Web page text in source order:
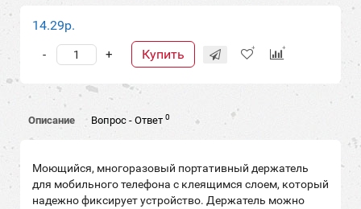
14.29р.
+
- Купить
Описание Вопрос - Ответ 0
Моющийся, многоразовый портативный держатель
для мобильного телефона с клеящимся слоем, который
надежно фиксирует устройство. Держатель можно